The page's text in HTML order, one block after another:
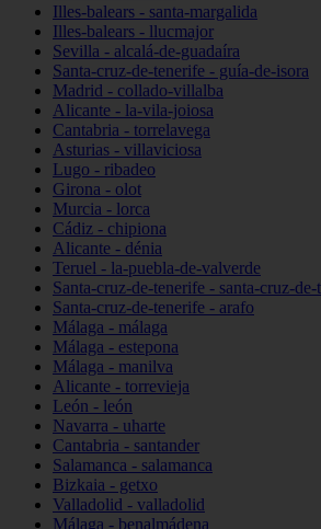
Illes-balears - santa-margalida
Illes-balears - llucmajor
Sevilla - alcalá-de-guadaíra
Santa-cruz-de-tenerife - guía-de-isora
Madrid - collado-villalba
Alicante - la-vila-joiosa
Cantabria - torrelavega
Asturias - villaviciosa
Lugo - ribadeo
Girona - olot
Murcia - lorca
Cádiz - chipiona
Alicante - dénia
Teruel - la-puebla-de-valverde
Santa-cruz-de-tenerife - santa-cruz-
Santa-cruz-de-tenerife - arafo
Málaga - málaga
Málaga - estepona
Málaga - manilva
Alicante - torrevieja
León - león
Navarra - uharte
Cantabria - santander
Salamanca - salamanca
Bizkaia - getxo
Valladolid - valladolid
Málaga - benalmádena